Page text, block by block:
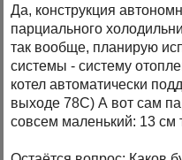
Да, конструкция
парциального
так вообще, планирую
системы - систему
котел автоматически
выходе 78С) А вот сам
совсем маленький: 13 см